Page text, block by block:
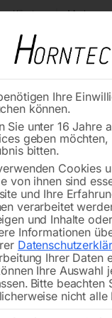
Kärnten
Reinigung
Gegenverkehr
🔍
Ihre
können.
Sie unter 16 Jahre
geben
bitten.
Cookies
von ihnen sind
und Ihre
verarbeitet
und Inhalte
Informationen
Ihrer Daten
Ihre Auswahl
Bitte beachten
nicht